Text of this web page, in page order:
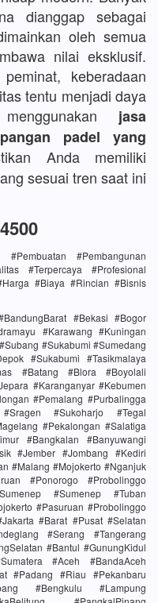
dianggap sebagai
oleh semua
nilai eksklusif.
keberadaan
tentu menjadi daya
jasa
padel yang
Anda memiliki
sesuai tren saat ini
#Pembangunan
#Terpercaya #Profesional
#Biaya #Rincian #Bisnis
#Bekasi #Bogor
#Karawang #Kuningan
#Sukabumi #Sumedang
#Sukabumi #Tasikmalaya
#Batang #Blora #Boyolali
#Karanganyar #Kebumen
#Pemalang #Purbalingga
#Sukoharjo #Tegal
#Pekalongan #Salatiga
#Bangkalan #Banyuwangi
#Jember #Jombang #Kediri
#Malang #Mojokerto #Nganjuk
#Ponorogo #Probolinggo
#Sumenep #Tuban
#Pasuruan #Probolinggo
#Barat #Pusat #Selatan
#Serang #Tangerang
#Bantul #GunungKidul
#Aceh #BandaAceh
#Padang #Riau #Pekanbaru
#Bengkulu #Lampung